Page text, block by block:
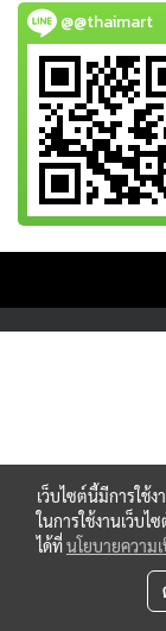
@@thaimart
เว็บไซต์นี้มีการใช้
ในการใช้งานเว็บ
ได้ที่นโยบายความ